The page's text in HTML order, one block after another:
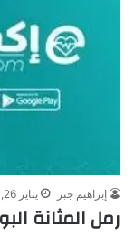
إبراهيم جبر يناير 26, 2026
رمل المثانة